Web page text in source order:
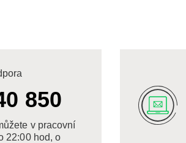
850
v pracovní
22:00 hod, o